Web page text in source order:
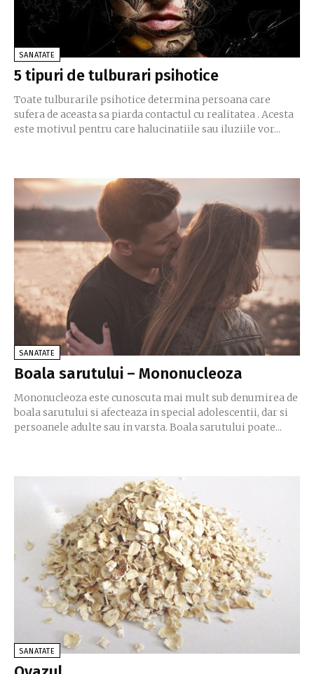
SANATATE
5 tipuri de tulburari psihotice
Toate tulburarile psihotice determina persoana care
sufera de aceasta sa piarda contactul cu realitatea . Acesta
este motivul pentru care halucinatiile sau iluziile vor...
SANATATE
Boala sarutului – Mononucleoza
Mononucleoza este cunoscuta mai mult sub denumirea de
boala sarutului si afecteaza in special adolescentii, dar si
persoanele adulte sau in varsta. Boala sarutului poate...
SANATATE